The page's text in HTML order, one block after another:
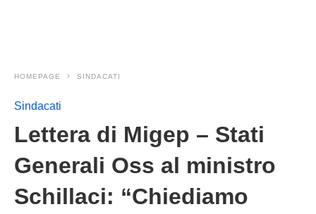
HOMEPAGE SINDACATI
Sindacati
Lettera di Migep – Stati
Generali Oss al ministro
Schillaci: “Chiediamo